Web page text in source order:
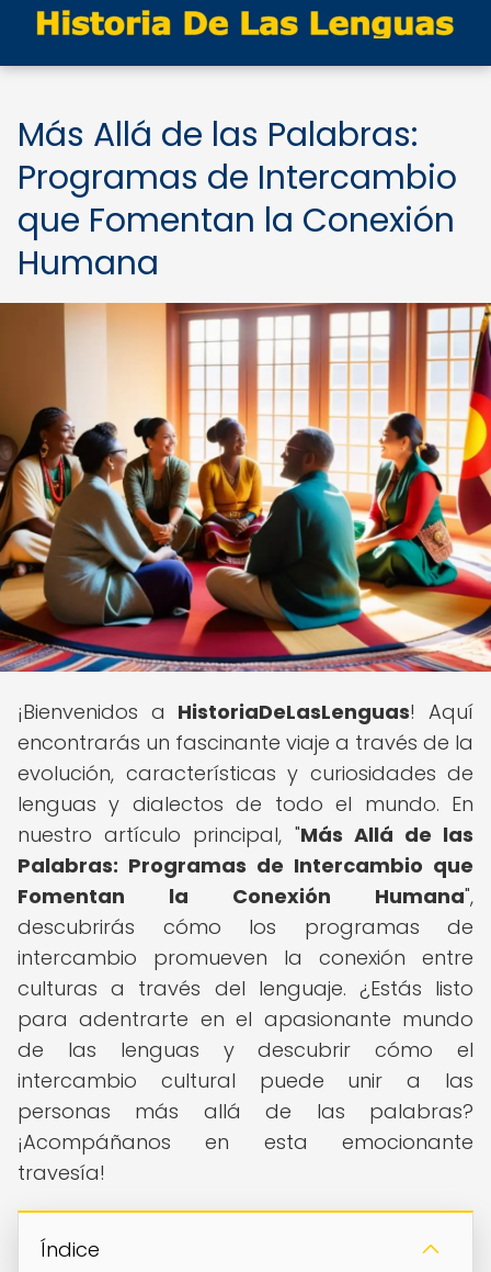
Más Allá de las Palabras:
Programas de Intercambio
que Fomentan la Conexión
Humana
¡Bienvenidos a HistoriaDeLasLenguas! Aquí
encontrarás un fascinante viaje a través de la
evolución, características y curiosidades de
lenguas y dialectos de todo el mundo. En
nuestro artículo principal, "Más Allá de las
Palabras: Programas de Intercambio que
Fomentan la Conexión Humana",
descubrirás cómo los programas de
intercambio promueven la conexión entre
culturas a través del lenguaje. ¿Estás listo
para adentrarte en el apasionante mundo
de las lenguas y descubrir cómo el
intercambio cultural puede unir a las
personas más allá de las palabras?
¡Acompáñanos en esta emocionante
travesía!
Índice